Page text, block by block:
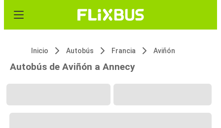
Inicio Autobús Francia Aviñón
Autobús de Aviñón a Annecy